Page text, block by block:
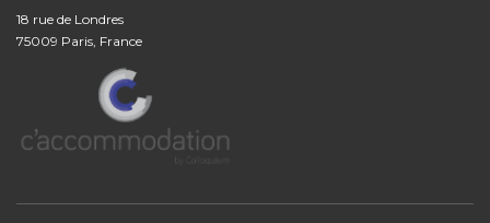
18 rue de Londres
75009 Paris, France